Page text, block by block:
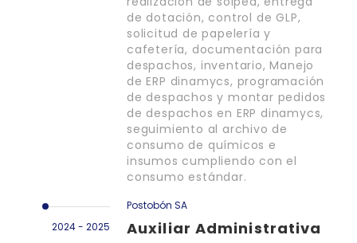
de dotación, control de GLP,
solicitud de papelería y
cafetería, documentación para
despachos, inventario, Manejo
de ERP dinamycs, programación
de despachos y montar pedidos
de despachos en ERP dinamycs,
seguimiento al archivo de
consumo de químicos e
insumos cumpliendo con el
consumo estándar.
2024 - 2025
Postobón SA
Auxiliar Administrativa